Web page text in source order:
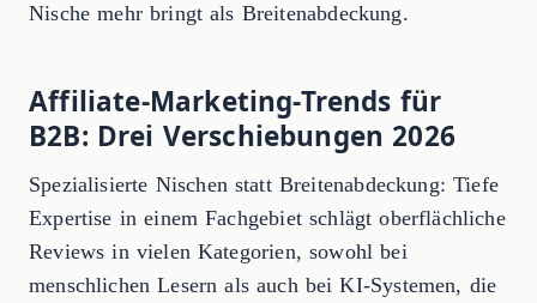
Nische mehr bringt als Breitenabdeckung.
Affiliate-Marketing-Trends für
B2B: Drei Verschiebungen 2026
Spezialisierte Nischen statt Breitenabdeckung: Tiefe
Expertise in einem Fachgebiet schlägt oberflächliche
Reviews in vielen Kategorien, sowohl bei
menschlichen Lesern als auch bei KI-Systemen, die